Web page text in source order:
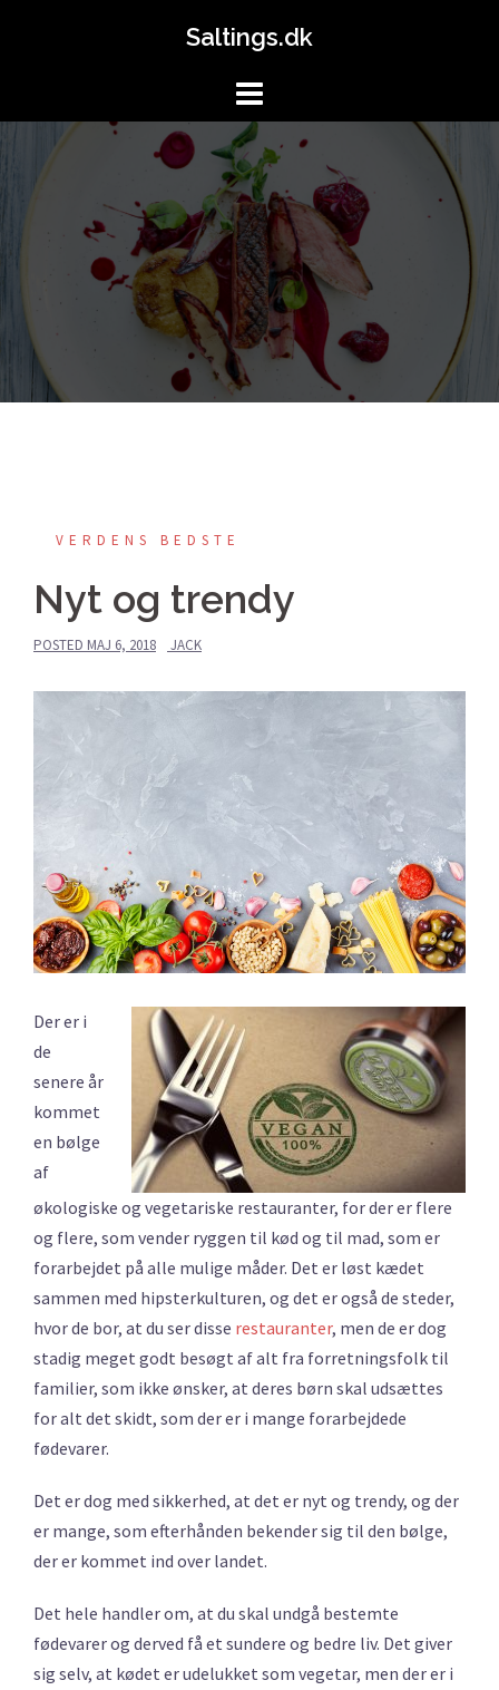
Saltings.dk
VERDENS BEDSTE
Nyt og trendy
POSTED MAJ 6, 2018 JACK
Der er i
de
senere år
kommet
en bølge
af
økologiske og vegetariske restauranter, for der er flere
og flere, som vender ryggen til kød og til mad, som er
forarbejdet på alle mulige måder. Det er løst kædet
sammen med hipsterkulturen, og det er også de steder,
hvor de bor, at du ser disse restauranter, men de er dog
stadig meget godt besøgt af alt fra forretningsfolk til
familier, som ikke ønsker, at deres børn skal udsættes
for alt det skidt, som der er i mange forarbejdede
fødevarer.
Det er dog med sikkerhed, at det er nyt og trendy, og der
er mange, som efterhånden bekender sig til den bølge,
der er kommet ind over landet.
Det hele handler om, at du skal undgå bestemte
fødevarer og derved få et sundere og bedre liv. Det giver
sig selv, at kødet er udelukket som vegetar, men der er i